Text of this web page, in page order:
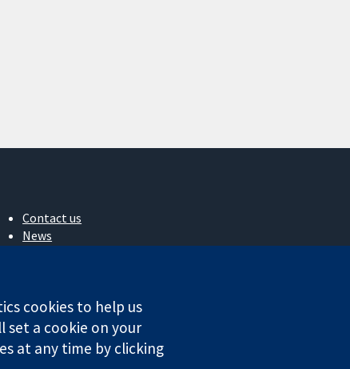
Contact us
News
Cochrane Library
cookies to help us
set a cookie on your
at any time by clicking